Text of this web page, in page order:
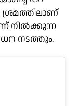
നിൽക്കുന്ന
നടത്തും.